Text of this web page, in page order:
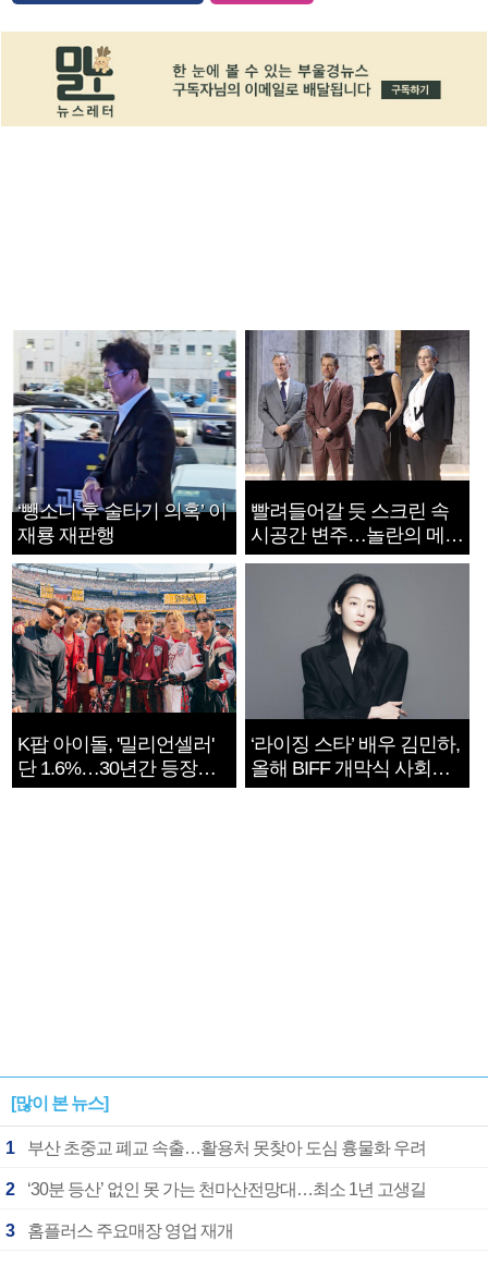
‘뺑소니 후 술타기 의혹’ 이
재룡 재판행
빨려들어갈 듯 스크린 속
시공간 변주…놀란의 메시
지는 ‘전쟁 속죄’
K팝 아이돌, '밀리언셀러'
단 1.6%…30년간 등장
1182개팀 전수조사
‘라이징 스타’ 배우 김민하,
올해 BIFF 개막식 사회자
확정
[많이 본 뉴스]
1 부산 초중교 폐교 속출…활용처 못찾아 도심 흉물화 우려
2 ‘30분 등산’ 없인 못 가는 천마산전망대…최소 1년 고생길
3 홈플러스 주요매장 영업 재개